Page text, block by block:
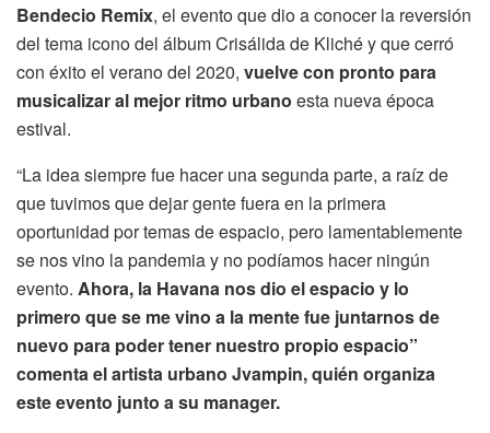
Bendecio Remix, el evento que dio a conocer la reversión
del tema icono del álbum Crisálida de Kliché y que cerró
con éxito el verano del 2020, vuelve con pronto para
musicalizar al mejor ritmo urbano esta nueva época
estival.
“La idea siempre fue hacer una segunda parte, a raíz de
que tuvimos que dejar gente fuera en la primera
oportunidad por temas de espacio, pero lamentablemente
se nos vino la pandemia y no podíamos hacer ningún
evento. Ahora, la Havana nos dio el espacio y lo
primero que se me vino a la mente fue juntarnos de
nuevo para poder tener nuestro propio espacio”
comenta el artista urbano Jvampin, quién organiza
este evento junto a su manager.